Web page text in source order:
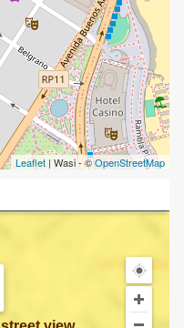
Leaflet | Wasi - ©OpenStreetMap